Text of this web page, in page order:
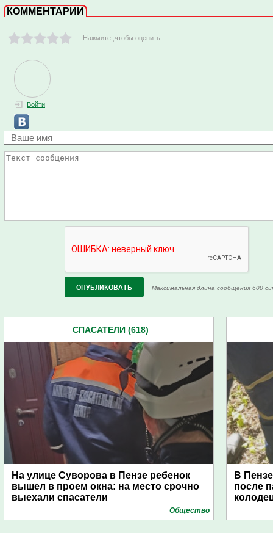
КОММЕНТАРИИ
- Нажмите ,чтобы оценить
Войти
Максимальная длина сообщения 600
СПАСАТЕЛИ (618)
На улице Суворова в Пензе ребенок
вышел в проем окна: на место срочно
выехали спасатели
Общество
В
после